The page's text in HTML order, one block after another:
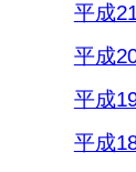
平成
平成
平成
平成